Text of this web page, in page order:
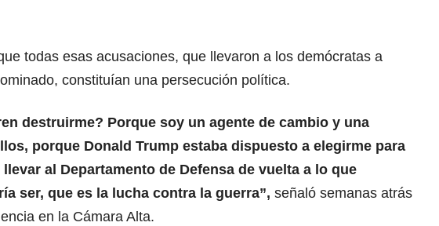
todas esas acusaciones, que llevaron a los demócratas a
constituían una persecución política.
destruirme? Porque soy un agente de cambio y una
porque Donald Trump estaba dispuesto a elegirme para
al Departamento de Defensa de vuelta a lo que
ser, que es la lucha contra la guerra”, señaló semanas atrás
en la Cámara Alta.